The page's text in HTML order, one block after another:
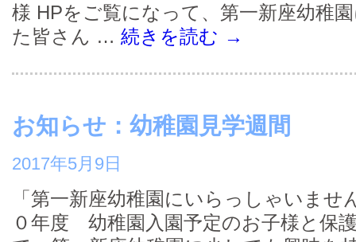
様 HPをご覧になって、第一新座幼稚
た皆さん … 続きを読む →
お知らせ：幼稚園見学週間
2017年5月9日
「第一新座幼稚園にいらっしゃいま
０年度 幼稚園入園予定のお子様と保